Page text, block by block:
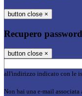
button close ×
Recupero password
button close ×
all'indirizzo indicato con le
Non hai una e-mail